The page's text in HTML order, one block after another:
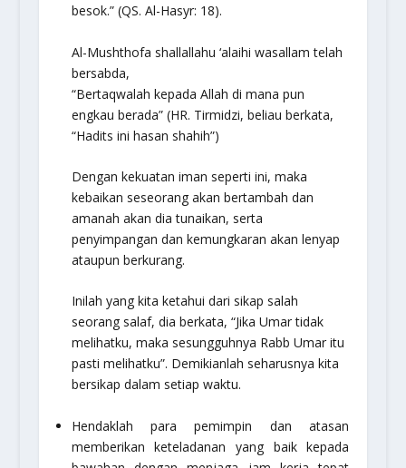
besok.”(QS. Al-Hasyr: 18).
Al-Mushthofa shallallahu ‘alaihi wasallam telah
bersabda,
“Bertaqwalah kepada Allah di mana pun
engkau berada”(HR. Tirmidzi, beliau berkata,
“Hadits ini hasan shahih”)
Dengan kekuatan iman seperti ini, maka
kebaikan seseorang akan bertambah dan
amanah akan dia tunaikan, serta
penyimpangan dan kemungkaran akan lenyap
ataupun berkurang.
Inilah yang kita ketahui dari sikap salah
seorang salaf, dia berkata, “Jika Umar tidak
melihatku, maka sesungguhnya Rabb Umar itu
pasti melihatku”. Demikianlah seharusnya kita
bersikap dalam setiap waktu.
Hendaklah para pemimpin dan atasan
memberikan keteladanan yang baik kepada